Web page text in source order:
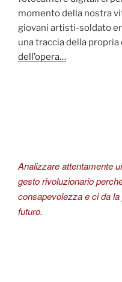
momento della nostra
giovani artisti-soldato
una traccia della propria
dell’opera…
Analizzare attentamente
gesto rivoluzionario
consapevolezza e ci da
futuro.